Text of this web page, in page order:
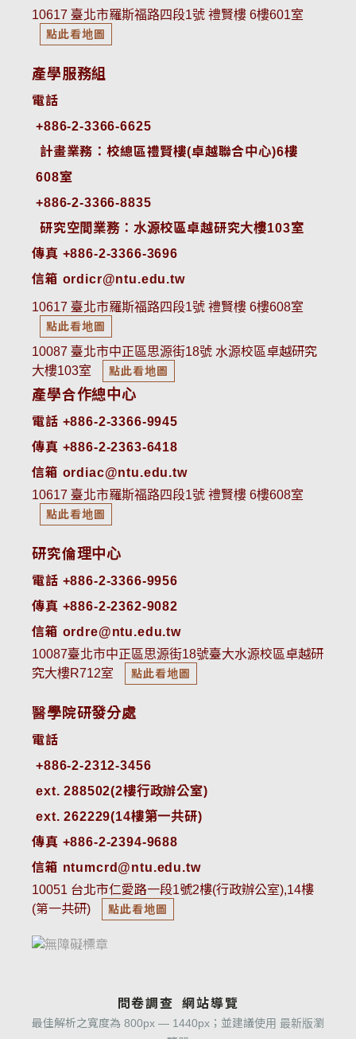
10617 臺北市羅斯福路四段1號 禮賢樓 6樓601室
點此看地圖
產學服務組
電話
+886-2-3366-6625
計畫業務：校總區禮賢樓(卓越聯合中心)6樓
608室
+886-2-3366-8835
研究空間業務：水源校區卓越研究大樓103室
傳真 +886-2-3366-3696
信箱 ordicr@ntu.edu.tw
10617 臺北市羅斯福路四段1號 禮賢樓 6樓608室
點此看地圖
10087 臺北市中正區思源街18號 水源校區卓越研究
大樓103室
點此看地圖
產學合作總中心
電話 +886-2-3366-9945
傳真 +886-2-2363-6418
信箱 ordiac@ntu.edu.tw
10617 臺北市羅斯福路四段1號 禮賢樓 6樓608室
點此看地圖
研究倫理中心
電話 +886-2-3366-9956
傳真 +886-2-2362-9082
信箱 ordre@ntu.edu.tw
10087臺北市中正區思源街18號臺大水源校區卓越研
究大樓R712室
點此看地圖
醫學院研發分處
電話
ext. 288502(2樓行政辦公室)
ext. 262229(14樓第一共研)
傳真 +886-2-2394-9688
信箱 ntumcrd@ntu.edu.tw
10051 台北市仁愛路一段1號2樓(行政辦公室),14樓
(第一共研)
點此看地圖
問卷調查 網站導覽
最佳解析之寬度為 800px — 1440px；並建議使用 最新版瀏